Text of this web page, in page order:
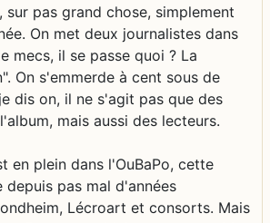
sur pas grand chose, simplement
On met deux journalistes dans
mecs, il se passe quoi ? La
On s'emmerde à cent sous de
dis on, il ne s'agit pas que des
mais aussi des lecteurs.
en plein dans l'OuBaPo, cette
depuis pas mal d'années
Lécroart et consorts. Mais